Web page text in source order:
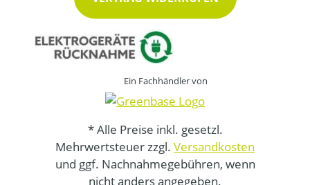
Ein Fachhändler von
* Alle Preise inkl. gesetzl.
Mehrwertsteuer zzgl. Versandkosten
und ggf. Nachnahmegebühren, wenn
nicht anders angegeben.